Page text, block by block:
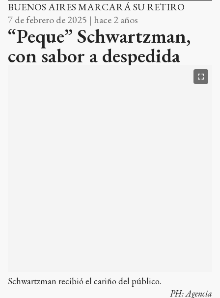
BUENOS AIRES MARCARÁ SU RETIRO
7 de febrero de 2025 | hace 2 años
“Peque” Schwartzman,
con sabor a despedida